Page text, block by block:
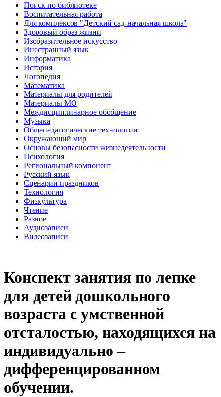
Поиск по библиотеке
Воспитательная работа
Для комплексов "Детский сад-начальная школа"
Здоровый образ жизни
Изобразительное искусство
Иностранный язык
Информатика
История
Логопедия
Математика
Материалы для родителей
Материалы МО
Междисциплинарное обобщение
Музыка
Общепедагогические технологии
Окружающий мир
Основы безопасности жизнедеятельности
Психология
Региональный компонент
Русский язык
Сценарии праздников
Технология
Физкультура
Чтение
Разное
Аудиозаписи
Видеозаписи
Конспект занятия по лепке
для детей дошкольного
возраста с умственной
отсталостью, находящихся на
индивидуально –
дифференцированном
обучении.